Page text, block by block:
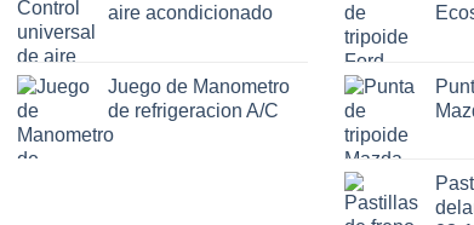
aire acondicionado
Juego de Manometro
de refrigeracion A/C